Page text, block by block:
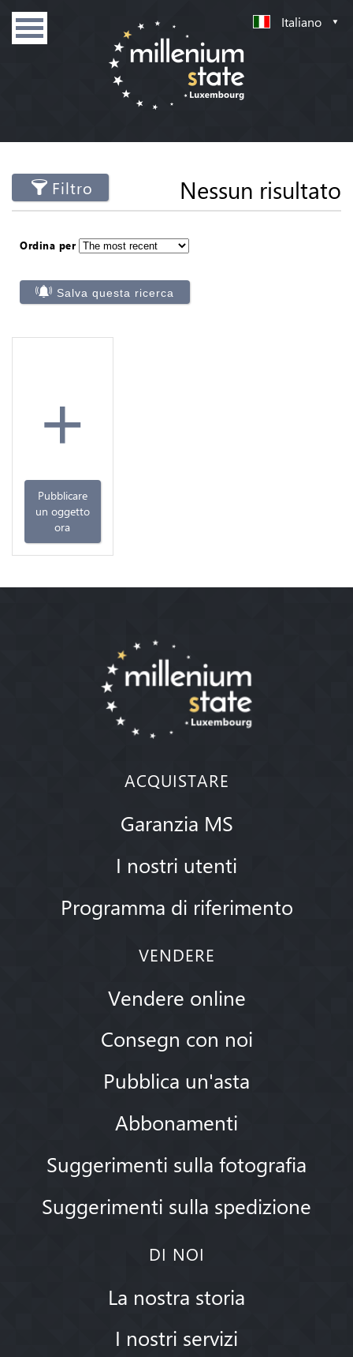
Italiano
Filtro Nessun risultato
Ordina per
Salva questa ricerca
+
Pubblicare
un oggetto
ora
ACQUISTARE
Garanzia MS
I nostri utenti
Programma di riferimento
VENDERE
Vendere online
Consegn con noi
Pubblica un'asta
Abbonamenti
Suggerimenti sulla fotografia
Suggerimenti sulla spedizione
DI NOI
La nostra storia
I nostri servizi